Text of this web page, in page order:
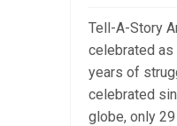
Tell-A-Story
celebrated as
years of
celebrated
globe, only